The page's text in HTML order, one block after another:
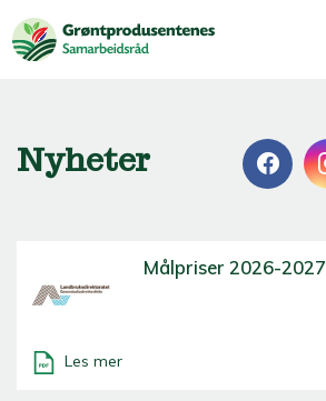
Nyheter
Målpriser 2026-2027
Les mer